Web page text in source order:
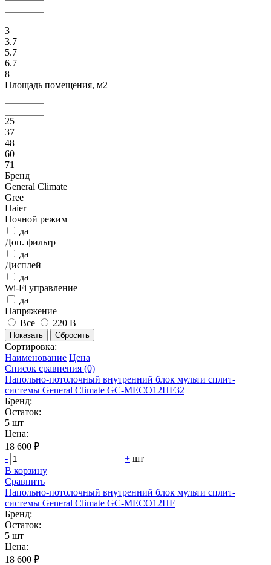
3
3.7
5.7
6.7
8
Площадь помещения, м2
25
37
48
60
71
Бренд
General Climate
Gree
Haier
Ночной режим
да
Доп. фильтр
да
Дисплей
да
Wi-Fi управление
да
Напряжение
Все
220 В
Сортировка:
Наименование Цена
Список сравнения (0)
Напольно-потолочный внутренний блок мульти сплит-
системы General Climate GC-MEСO12HF32
Бренд:
Остаток:
5 шт
Цена:
18 600 ₽
-
+ шт
В корзину
Сравнить
Напольно-потолочный внутренний блок мульти сплит-
системы General Climate GC-MEСO12HF
Бренд:
Остаток:
5 шт
Цена:
18 600 ₽